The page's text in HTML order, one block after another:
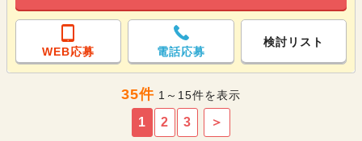
WEB応募 電話応募
検討リスト
35件 1～15件を表示
1 2 3 ＞